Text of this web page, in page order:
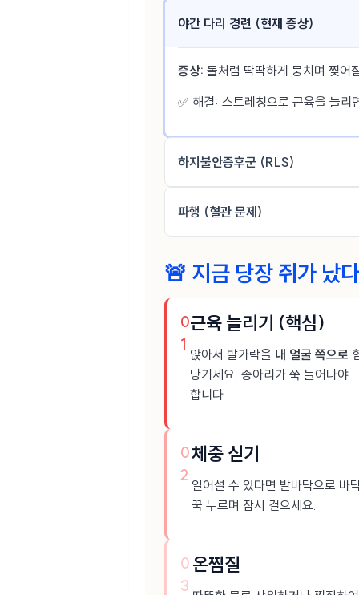
야간 다리 경련 (현재 증상)
증상: 돌처럼 딱딱하게 뭉치며 찢어
✅ 해결: 스트레칭으로 근육을 늘리
하지불안증후군 (RLS)
파행 (혈관 문제)
🚨 지금 당장 쥐가 났
0
1
근육 늘리기 (핵심)
앉아서 발가락을 내 얼굴 쪽으로
당기세요. 종아리가 쭉 늘어나야
합니다.
0
2
체중 싣기
일어설 수 있다면 발바닥으로 바
꾹 누르며 잠시 걸으세요.
0
3
온찜질